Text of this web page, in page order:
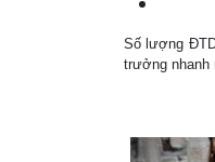
Số lượng
trưởng nhanh